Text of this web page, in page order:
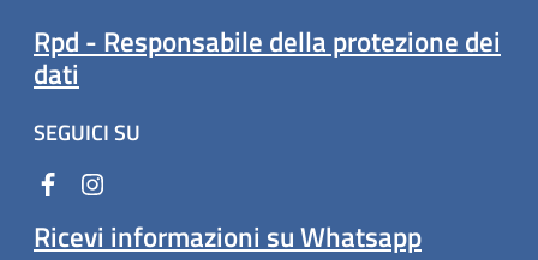
Rpd - Responsabile della protezione dei
dati
SEGUICI SU
Ricevi informazioni su Whatsapp